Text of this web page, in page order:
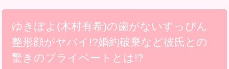
ゆきぽよ(木村有希)の歯がないすっぴん
整形顔がヤバイ!?婚約破棄など彼氏との
驚きのプライベートとは!?